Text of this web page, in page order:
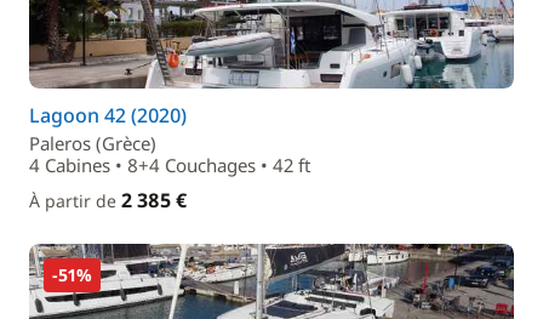
Lagoon 42 (2020)
Paleros (Grèce)
4 Cabines • 8+4 Couchages • 42 ft
À partir de 2 385 €
-51%